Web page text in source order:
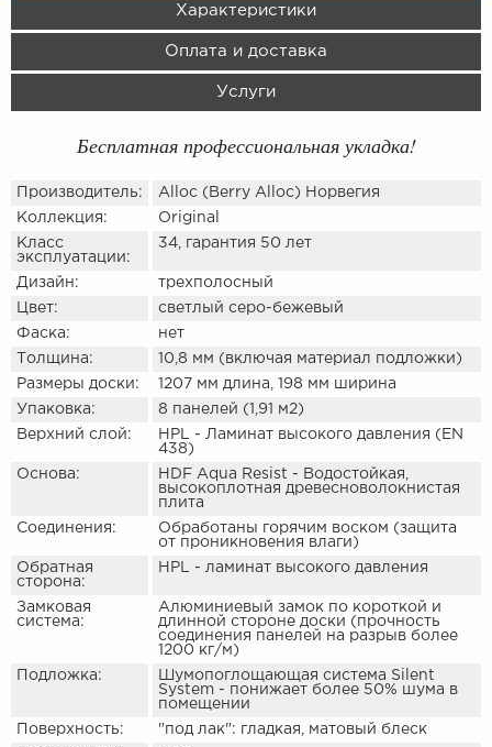
Характеристики
Оплата и доставка
Услуги
Бесплатная профессиональная укладка!
Производитель:
Alloc (Berry Alloc) Норвегия
Коллекция:
Original
Класс
эксплуатации:
34, гарантия 50 лет
Дизайн:
трехполосный
Цвет:
светлый серо-бежевый
Фаска:
нет
Толщина:
10,8 мм (включая материал подложки)
Размеры доски:
1207 мм длина, 198 мм ширина
Упаковка:
8 панелей (1,91 м2)
Верхний слой:
HPL - Ламинат высокого давления (EN
438)
Основа:
HDF Aqua Resist - Водостойкая,
высокоплотная древесноволокнистая
плита
Соединения:
Обработаны горячим воском (защита
от проникновения влаги)
Обратная
сторона:
HPL - ламинат высокого давления
Замковая
система:
Aлюминиевый замок по короткой и
длинной стороне доски (прочность
соединения панелей на разрыв более
1200 кг/м)
Подложка:
Шумопоглощающая система Silent
System - понижает более 50% шума в
помещении
Поверхность:
"под лак": гладкая, матовый блеск